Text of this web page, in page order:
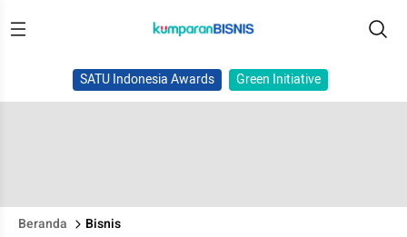
SATU Indonesia Awards Green Initiative
Beranda Bisnis